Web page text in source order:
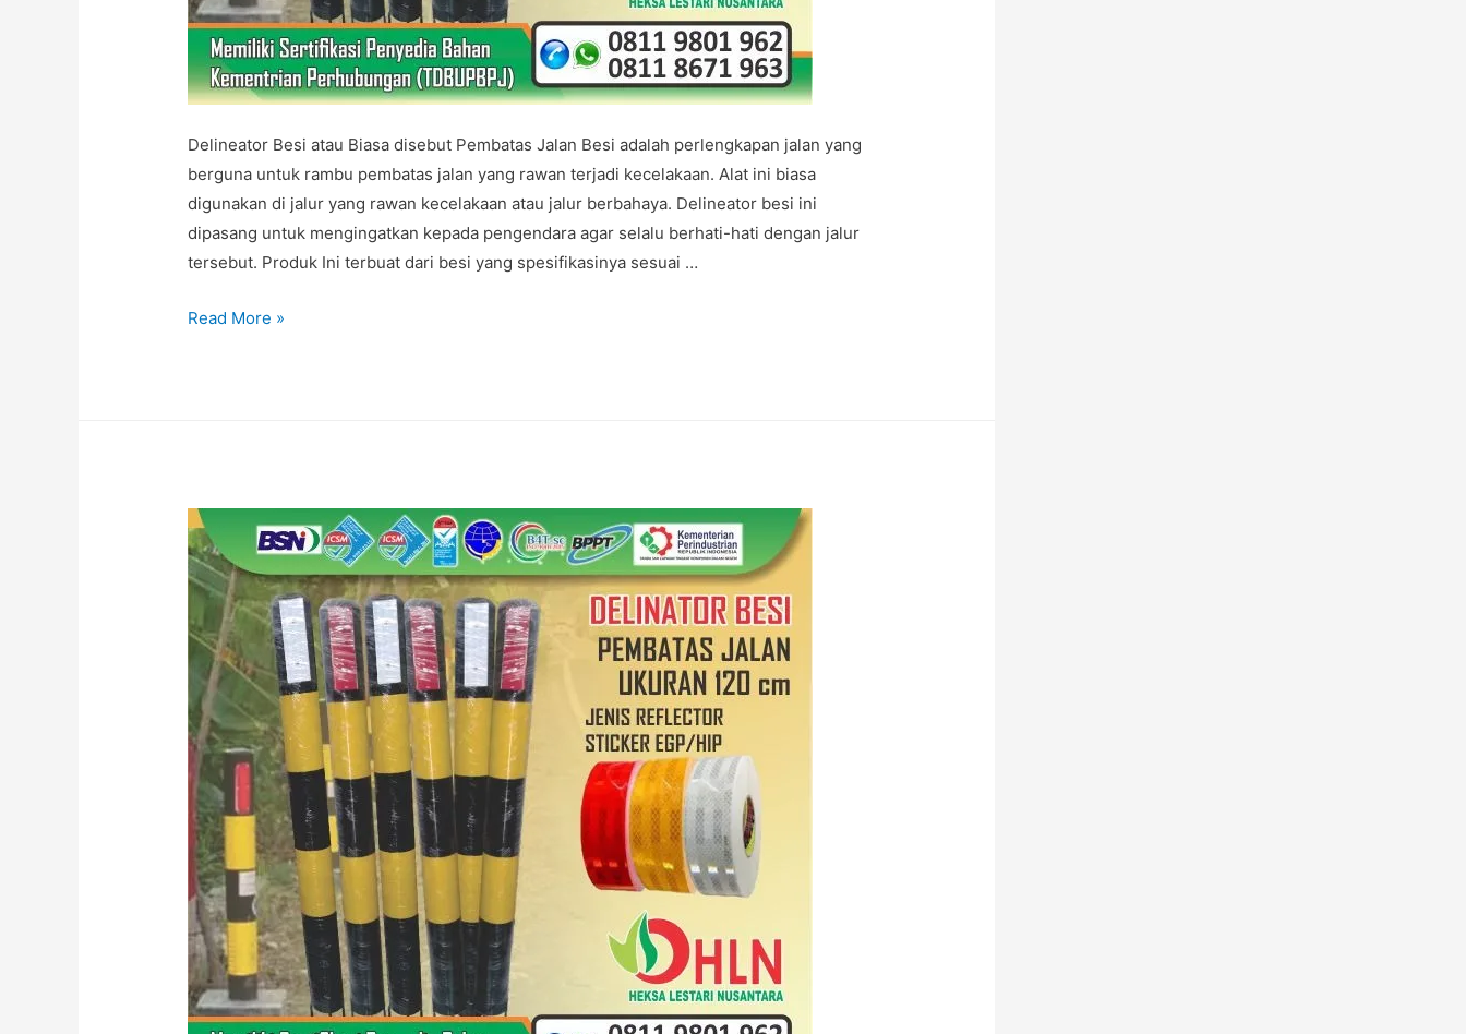
Delineator Besi atau Biasa disebut Pembatas Jalan Besi adalah perlengkapan jalan yang
berguna untuk rambu pembatas jalan yang rawan terjadi kecelakaan. Alat ini biasa
digunakan di jalur yang rawan kecelakaan atau jalur berbahaya. Delineator besi ini
dipasang untuk mengingatkan kepada pengendara agar selalu berhati-hati dengan jalur
tersebut. Produk Ini terbuat dari besi yang spesifikasinya sesuai …
PABRIK
Read More »